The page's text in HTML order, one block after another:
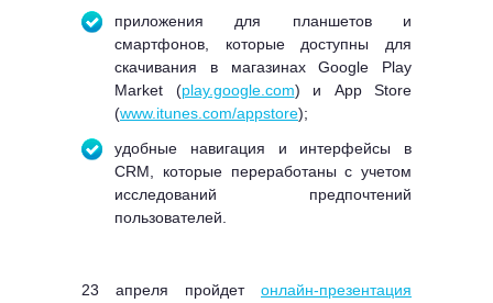
приложения для планшетов и
смартфонов, которые доступны для
скачивания в магазинах Google Play
Market (play.google.com) и App Store
(www.itunes.com/appstore);
удобные навигация и интерфейсы в
CRM, которые переработаны с учетом
исследований предпочтений
пользователей.
23 апреля пройдет онлайн-презентация